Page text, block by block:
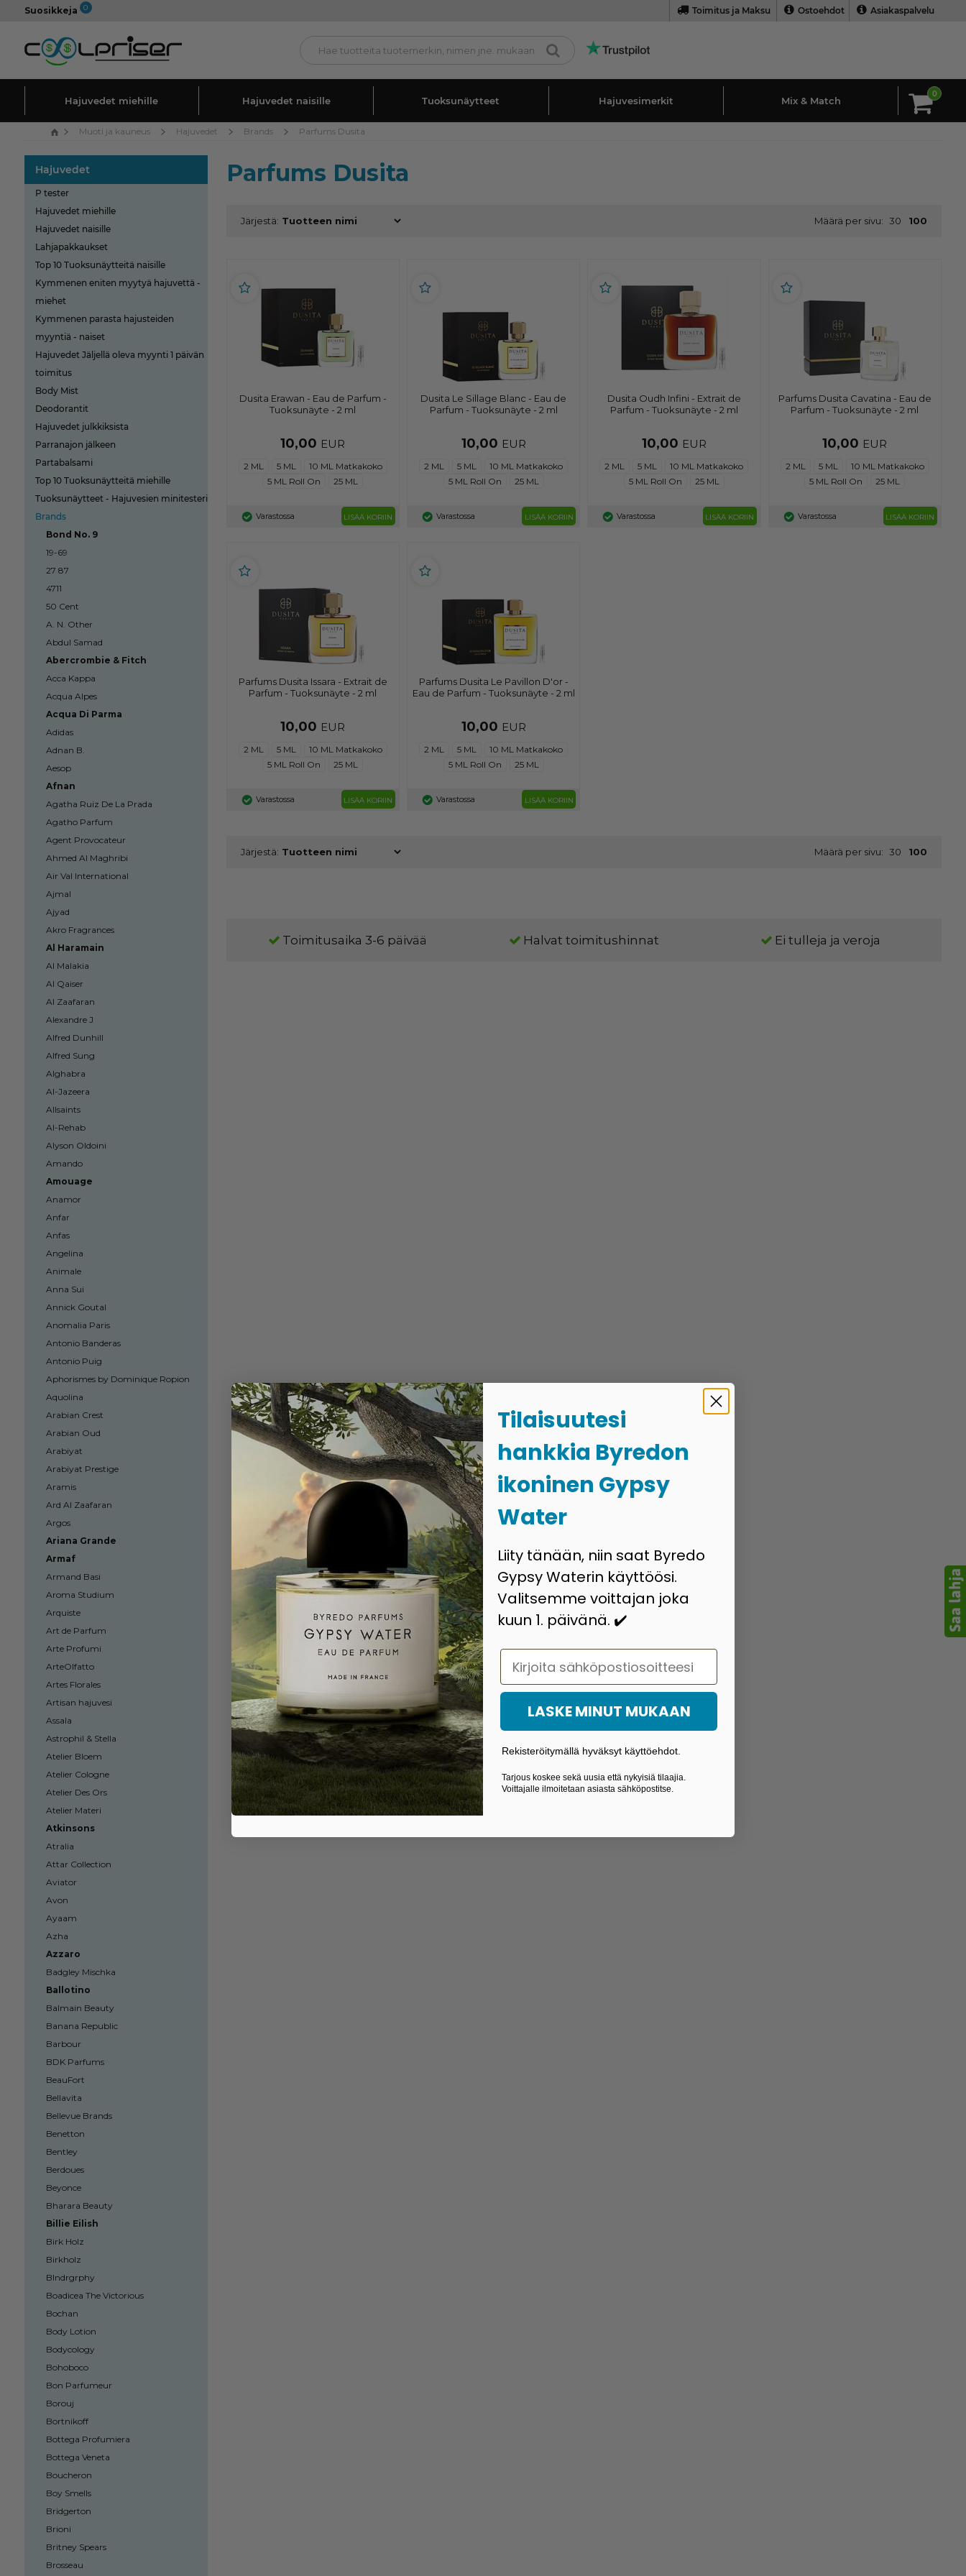
Suosikkeja 0 Toimitus ja Maksu Ostoehdot Asiakaspalvelu
Hajuvedet miehille Hajuvedet naisille Tuoksunäytteet Hajuvesimerkit Mix & Match
0
Muoti ja kauneus Hajuvedet Brands Parfums Dusita
Hajuvedet
P tester
Hajuvedet miehille
Hajuvedet naisille
Lahjapakkaukset
Top 10 Tuoksunäytteitä naisille
Kymmenen eniten myytyä hajuvettä -
miehet
Kymmenen parasta hajusteiden
myyntiä - naiset
Hajuvedet Jäljellä oleva myynti 1 päivän
toimitus
Body Mist
Deodorantit
Hajuvedet julkkiksista
Parranajon jälkeen
Partabalsami
Top 10 Tuoksunäytteitä miehille
Tuoksunäytteet - Hajuvesien minitesteri
Brands
Bond No. 9
19-69
27 87
4711
50 Cent
A. N. Other
Abdul Samad
Abercrombie & Fitch
Acca Kappa
Acqua Alpes
Acqua Di Parma
Adidas
Adnan B.
Aesop
Afnan
Agatha Ruiz De La Prada
Agatho Parfum
Agent Provocateur
Ahmed Al Maghribi
Air Val International
Ajmal
Ajyad
Akro Fragrances
Al Haramain
Al Malakia
Al Qaiser
Al Zaafaran
Alexandre J
Alfred Dunhill
Alfred Sung
Alghabra
Al-Jazeera
Allsaints
Al-Rehab
Alyson Oldoini
Amando
Amouage
Anamor
Anfar
Anfas
Angelina
Animale
Anna Sui
Annick Goutal
Anomalia Paris
Antonio Banderas
Antonio Puig
Aphorismes by Dominique Ropion
Aquolina
Arabian Crest
Arabian Oud
Arabiyat
Arabiyat Prestige
Aramis
Ard Al Zaafaran
Argos
Ariana Grande
Armaf
Armand Basi
Aroma Studium
Arquiste
Art de Parfum
Arte Profumi
ArteOlfatto
Artes Florales
Artisan hajuvesi
Assala
Astrophil & Stella
Atelier Bloem
Atelier Cologne
Atelier Des Ors
Atelier Materi
Atkinsons
Atralia
Attar Collection
Aviator
Avon
Ayaam
Azha
Azzaro
Badgley Mischka
Ballotino
Balmain Beauty
Banana Republic
Barbour
BDK Parfums
BeauFort
Bellavita
Bellevue Brands
Benetton
Bentley
Berdoues
Beyonce
Bharara Beauty
Billie Eilish
Birk Holz
Birkholz
Blndrgrphy
Boadicea The Victorious
Bochan
Body Lotion
Bodycology
Bohoboco
Bon Parfumeur
Borouj
Bortnikoff
Bottega Profumiera
Bottega Veneta
Boucheron
Boy Smells
Bridgerton
Brioni
Britney Spears
Brosseau
Parfums Dusita
Järjestä: Määrä per sivu: 30 100
Dusita Erawan - Eau de Parfum -
Tuoksunäyte - 2 ml
10,00 EUR
2 ML 5 ML
10 ML Matkakoko
5 ML Roll On
25 ML
Varastossa LISÄÄ KORIIN
Dusita Le Sillage Blanc - Eau de
Parfum - Tuoksunäyte - 2 ml
10,00 EUR
2 ML 5 ML
10 ML Matkakoko
5 ML Roll On
25 ML
Varastossa LISÄÄ KORIIN
Dusita Oudh Infini - Extrait de
Parfum - Tuoksunäyte - 2 ml
10,00 EUR
2 ML 5 ML
10 ML Matkakoko
5 ML Roll On
25 ML
Varastossa LISÄÄ KORIIN
Parfums Dusita Cavatina - Eau de
Parfum - Tuoksunäyte - 2 ml
10,00 EUR
2 ML 5 ML
10 ML Matkakoko
5 ML Roll On
25 ML
Varastossa LISÄÄ KORIIN
Parfums Dusita Issara - Extrait de
Parfum - Tuoksunäyte - 2 ml
10,00 EUR
2 ML 5 ML
10 ML Matkakoko
5 ML Roll On
25 ML
Varastossa LISÄÄ KORIIN
Parfums Dusita Le Pavillon D'or -
Eau de Parfum - Tuoksunäyte - 2 ml
10,00 EUR
2 ML 5 ML
10 ML Matkakoko
5 ML Roll On
25 ML
Varastossa LISÄÄ KORIIN
Järjestä: Määrä per sivu: 30 100
Toimitusaika 3-6 päivää Halvat toimitushinnat Ei tulleja ja veroja
Tilaisuutesi
hankkia Byredon
ikoninen Gypsy
Water
Liity tänään, niin saat Byredo
Gypsy Waterin käyttöösi.
Valitsemme voittajan joka
kuun 1. päivänä. ✔️
Email
LASKE MINUT MUKAAN
Rekisteröitymällä hyväksyt käyttöehdot.
Tarjous koskee sekä uusia että nykyisiä tilaajia.
Voittajalle ilmoitetaan asiasta sähköpostitse.